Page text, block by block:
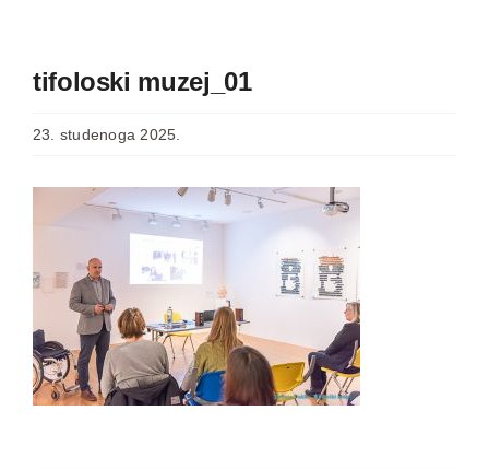
tifoloski muzej_01
23. studenoga 2025.